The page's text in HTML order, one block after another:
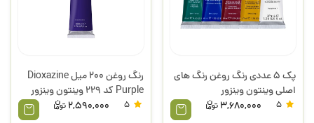
پک 5 عددی رنگ روغن رنگ های
اصلی وینتون وینزور
3,680,000
رنگ روغن 200 میل Dioxazine
Purple کد 229 وینتون وینزور
2,590,000